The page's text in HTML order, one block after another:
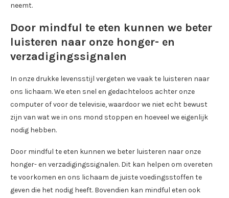
neemt.
Door mindful te eten kunnen we beter
luisteren naar onze honger- en
verzadigingssignalen
In onze drukke levensstijl vergeten we vaak te luisteren naar
ons lichaam. We eten snel en gedachteloos achter onze
computer of voor de televisie, waardoor we niet echt bewust
zijn van wat we in ons mond stoppen en hoeveel we eigenlijk
nodig hebben.
Door mindful te eten kunnen we beter luisteren naar onze
honger- en verzadigingssignalen. Dit kan helpen om overeten
te voorkomen en ons lichaam de juiste voedingsstoffen te
geven die het nodig heeft. Bovendien kan mindful eten ook